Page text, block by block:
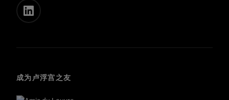
成为卢浮宫之友